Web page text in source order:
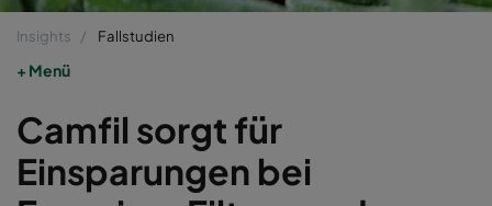
Insights Fallstudien
Menü
Camfil sorgt für
Einsparungen bei